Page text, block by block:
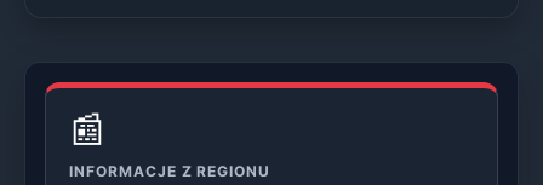
📰
INFORMACJE Z REGIONU